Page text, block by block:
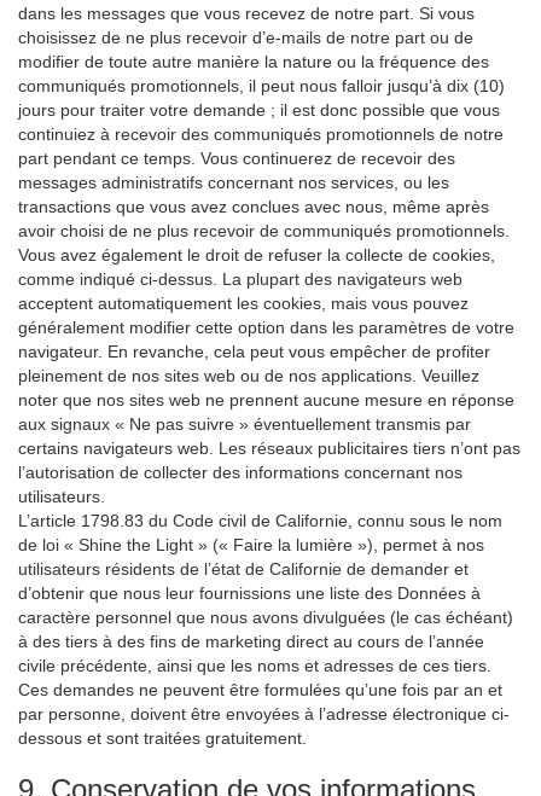
dans les messages que vous recevez de notre part. Si vous
choisissez de ne plus recevoir d’e-mails de notre part ou de
modifier de toute autre manière la nature ou la fréquence des
communiqués promotionnels, il peut nous falloir jusqu’à dix (10)
jours pour traiter votre demande ; il est donc possible que vous
continuiez à recevoir des communiqués promotionnels de notre
part pendant ce temps. Vous continuerez de recevoir des
messages administratifs concernant nos services, ou les
transactions que vous avez conclues avec nous, même après
avoir choisi de ne plus recevoir de communiqués promotionnels.
Vous avez également le droit de refuser la collecte de cookies,
comme indiqué ci-dessus. La plupart des navigateurs web
acceptent automatiquement les cookies, mais vous pouvez
généralement modifier cette option dans les paramètres de votre
navigateur. En revanche, cela peut vous empêcher de profiter
pleinement de nos sites web ou de nos applications. Veuillez
noter que nos sites web ne prennent aucune mesure en réponse
aux signaux « Ne pas suivre » éventuellement transmis par
certains navigateurs web. Les réseaux publicitaires tiers n’ont pas
l’autorisation de collecter des informations concernant nos
utilisateurs.
L’article 1798.83 du Code civil de Californie, connu sous le nom
de loi « Shine the Light » (« Faire la lumière »), permet à nos
utilisateurs résidents de l’état de Californie de demander et
d’obtenir que nous leur fournissions une liste des Données à
caractère personnel que nous avons divulguées (le cas échéant)
à des tiers à des fins de marketing direct au cours de l’année
civile précédente, ainsi que les noms et adresses de ces tiers.
Ces demandes ne peuvent être formulées qu’une fois par an et
par personne, doivent être envoyées à l’adresse électronique ci-
dessous et sont traitées gratuitement.
9. Conservation de vos informations